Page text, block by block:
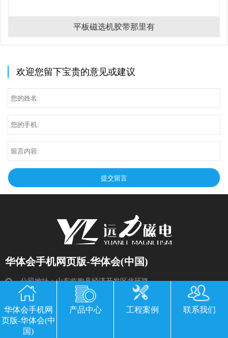
平板磁选机胶带那里有
欢迎您留下宝贵的意见或建议
华体会手机网页版-华体会(中国)
公司地址：山东临朐县经济开发区北环路
电话：13869611251 郭经理 微信同号
传真：0536-3435877
邮箱：2534224609@qq.com
华体会手机网
页版-华体会(中
国)
产品中心 工程案例 联系我们